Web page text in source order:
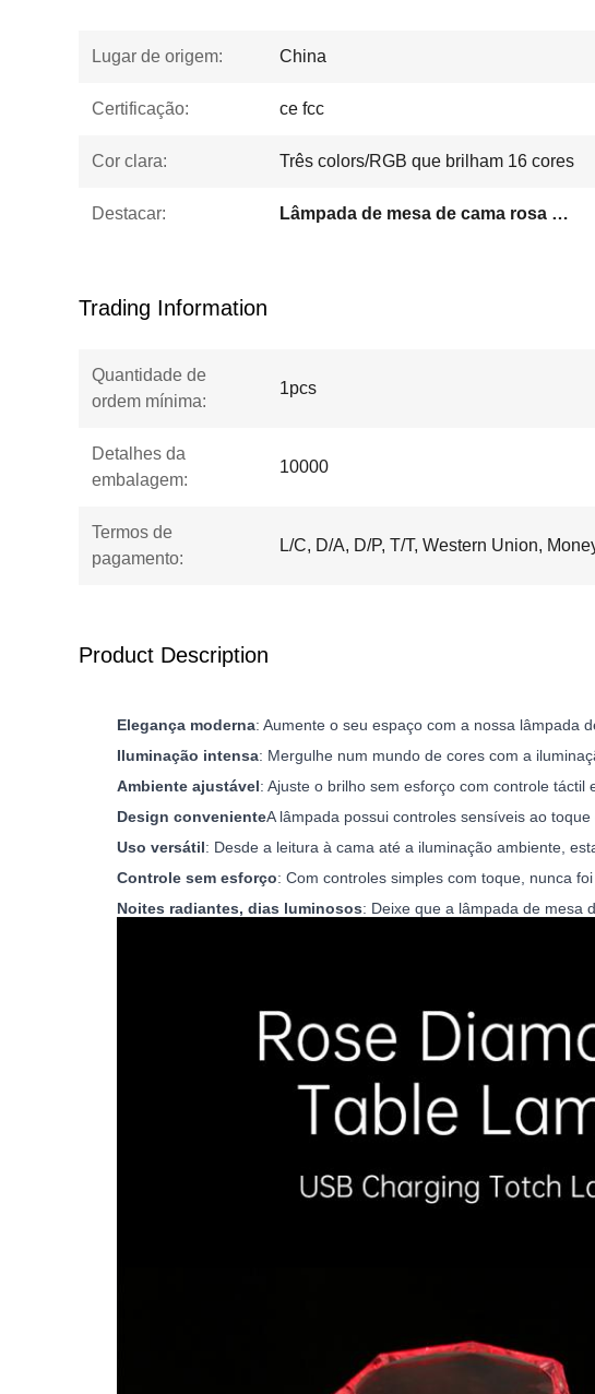
Lugar de origem: China
Certificação: ce fcc
Cor clara: Três colors/RGB que brilham 16 cores
Destacar: Lâmpada de mesa de cama rosa RGB
Trading Information
Quantidade de
ordem mínima:
1pcs
Detalhes da
embalagem:
10000
Termos de
pagamento:
L/C, D/A, D/P, T/T, Western Union,
Product Description
Elegança moderna: Aumente o seu espaço com a nossa lâmpada
Iluminação intensa: Mergulhe num mundo de cores com a
Ambiente ajustável: Ajuste o brilho sem esforço com controle táctil
Design convenienteA lâmpada possui controles sensíveis ao
Uso versátil: Desde a leitura à cama até a iluminação ambiente,
Controle sem esforço: Com controles simples com toque, nunca
Noites radiantes, dias luminosos: Deixe que a lâmpada de mesa